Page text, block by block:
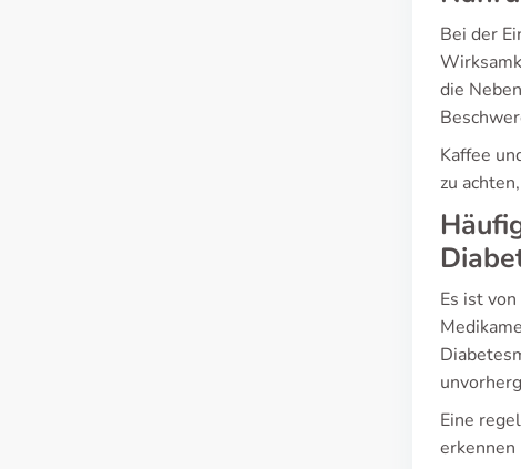
Bei der
die
Kaffee
zu
Es ist
Eine